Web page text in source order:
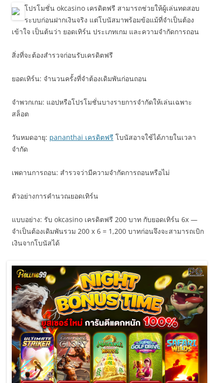
โปรโมชั่น okcasino เครดิตฟรี สามารถช่วยให้ผู้เล่นทดสอบ
ระบบก่อนฝากเงินจริง แต่โบนัสมาพร้อมข้อแม้ที่จำเป็นต้อง
เข้าใจ เป็นต้นว่า ยอดเทิร์น ประเภทเกม และความจำกัดการถอน
สิ่งที่จะต้องสำรวจก่อนรับเครดิตฟรี
ยอดเทิร์น: จำนวนครั้งที่จำต้องเดิมพันก่อนถอน
จำพวกเกม: แอปหรือโปรโมชั่นบางรายการจำกัดให้เล่นเฉพาะ
สล็อต
วันหมดอายุ: pananthai เครดิตฟรี โบนัสอาจใช้ได้ภายในเวลา
จำกัด
เพดานการถอน: สำรวจว่ามีความจำกัดการถอนหรือไม่
ตัวอย่างการคำนวณยอดเทิร์น
แบบอย่าง: รับ okcasino เครดิตฟรี 200 บาท กับยอดเทิร์น 6x —
จำเป็นต้องเดิมพันรวม 200 x 6 = 1,200 บาทก่อนจึงจะสามารถเบิก
เงินจากโบนัสได้